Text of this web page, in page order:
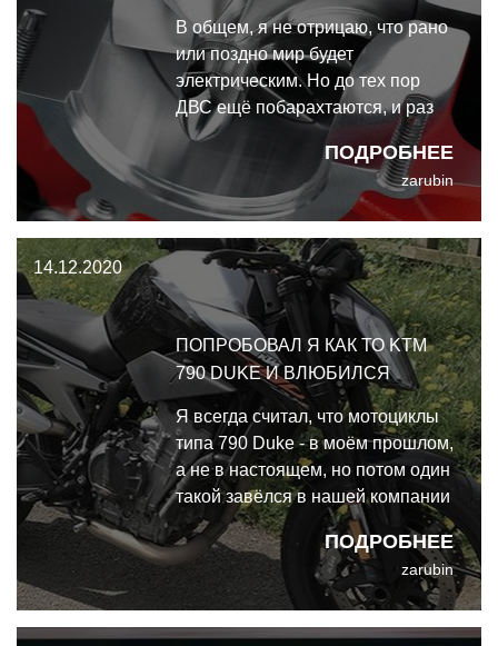
ПОДРОБНЕЕ
В общем, я не отрицаю, что рано
или поздно мир будет
электрическим. Но до тех пор
ДВС ещё побарахтаются, и раз
пока серийных двигателей на
водороде вроде бы не
предвидится, самым очевидным
шагом для производителей
является разработка своих
нагнетателей.
zarubin
14.12.2020
ПОПРОБОВАЛ Я КАК ТО KTM
790 DUKE И ВЛЮБИЛСЯ
ПОДРОБНЕЕ
Я всегда считал, что мотоциклы
типа 790 Duke - в моём прошлом,
а не в настоящем, но потом один
такой завёлся в нашей компании
- и я пропал. Мне хватило
двухчасовой загородной
поездки, чтобы наутро
отправиться к дилеру.
zarubin